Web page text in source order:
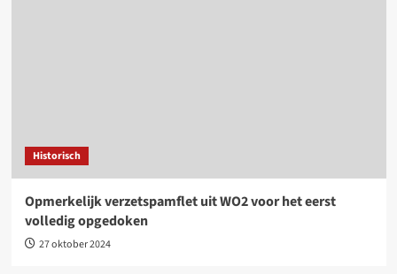
Historisch
Opmerkelijk verzetspamflet uit WO2 voor het eerst
volledig opgedoken
27 oktober 2024